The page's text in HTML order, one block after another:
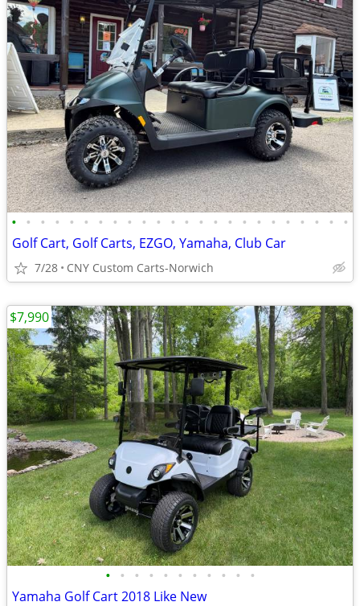
• • • • • • • • • • • • • • • • • • • • • • • •
Golf Cart, Golf Carts, EZGO, Yamaha, Club Car
7/28 CNY Custom Carts-Norwich
• • • • • • • • • • •
Yamaha Golf Cart 2018 Like New
$7,990